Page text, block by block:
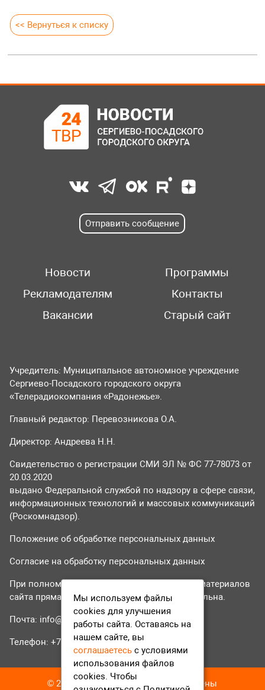
<< Вернуться к списку
Отправить сообщение
Новости
Программы
Рекламодателям
Контакты
Вакансии
Старый сайт
Учредитель: Муниципальное автономное учреждение
Сергиево-Посадского городского округа
«Телерадиокомпания «Радонежье».
Главный редактор: Перевозникова О.А.
Директор: Андреева Н.Н.
Свидетельство о регистрации СМИ ЭЛ № ФС 77-78073 от
20.03.2020
выдано Федеральной службой по надзору в сфере связи,
информационных технологий и массовых коммуникаций
(Роскомнадзор).
Положение об обработке персональных данных
Согласие на обработку персональных данных
При полном или частичном использовании материалов
сайта прямая гиперссылка на tvr24.tv обязательна.
Почта: info@tvr24.tv
Телефон: +7 (496) 551-04-95
© 2016-2023 ТВР24 Все права защищены
Мы используем файлы
cookies для улучшения
работы сайта. Оставаясь на
нашем сайте, вы
соглашаетесь с условиями
использования файлов
cookies. Чтобы